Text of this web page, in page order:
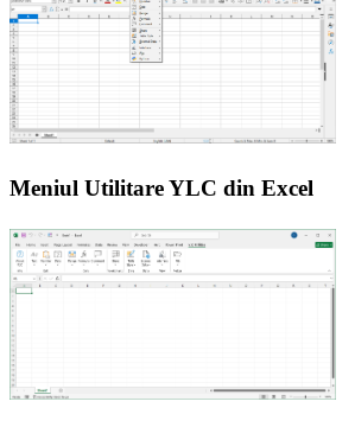
Meniul Utilitare YLC din Excel